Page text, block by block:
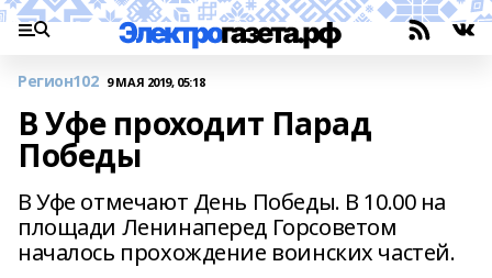
Регион102 9 МАЯ 2019, 05:18
В Уфе проходит Парад
Победы
В Уфе отмечают День Победы. В 10.00 на
площади Ленинаперед Горсоветом
началось прохождение воинских частей.